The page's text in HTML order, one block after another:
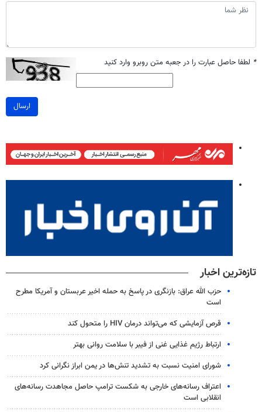
* لطفا حاصل عبارت را در جعبه متن روبرو وارد کنید
ارسال
تازه‌ترین اخبار
حزب الله عراق: بازنگری در پاسخ به حمله اخیر عربستان و آمریکا مطرح
است
قرص آزمایشی که می‌تواند درمان HIV را متحول کند
ارتباط رژیم غذایی غنی از فیبر با سلامت روانی بهتر
شورای امنیت نسبت به تشدید تنش‌ها در یمن ابراز نگرانی کرد
اعتراف رسانه‌های خارجی به شکست ترامپ حاصل مجاهدت رسانه‌های
انقلابی است